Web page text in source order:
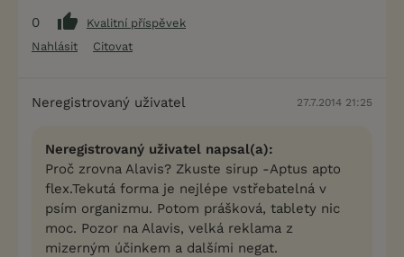
0
Kvalitní příspěvek
Nahlásit
Citovat
Neregistrovaný uživatel 27.7.2014 21:25
Neregistrovaný uživatel napsal(a):
Proč zrovna Alavis? Zkuste sirup -Aptus apto
flex.Tekutá forma je nejlépe vstřebatelná v
psím organizmu. Potom prášková, tablety nic
moc. Pozor na Alavis, velká reklama z
mizerným účinkem a dalšími negat.